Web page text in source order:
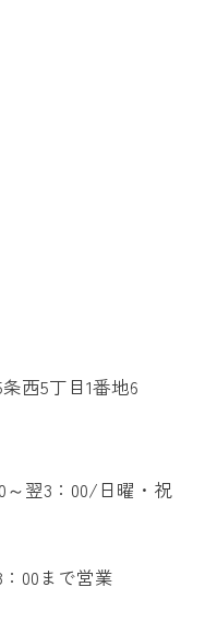
西5丁目1番地6
～翌3：00/日曜・祝
00まで営業